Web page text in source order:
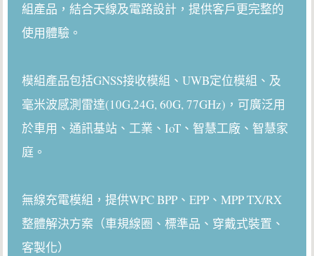
組產品，結合天線及電路設計，提供客戶更完整的
使用體驗。
模組產品包括GNSS接收模組、UWB定位模組、及
毫米波感測雷達(10G,24G, 60G, 77GHz)，可廣泛用
於車用、通訊基站、工業、IoT、智慧工廠、智慧家
庭。
無線充電模組，提供WPC BPP、EPP、MPP TX/RX
整體解決方案（車規線圈、標準品、穿戴式裝置、
客製化）